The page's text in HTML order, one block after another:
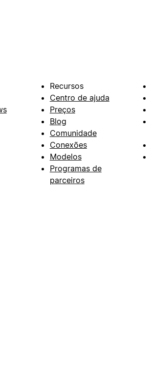
Recursos
Centro de ajuda
Preços
Blog
Comunidade
Conexões
Modelos
Programas de
parceiros